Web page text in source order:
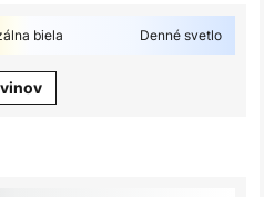
biela Denné svetlo